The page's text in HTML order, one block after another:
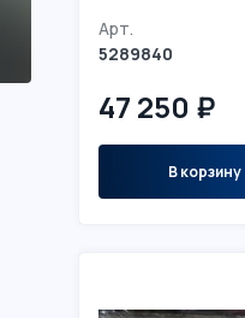
Арт.
5289840
47 250 ₽
В корзину